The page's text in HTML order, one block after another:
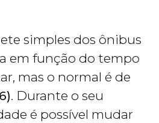
simples dos ônibus
em função do tempo
mas o normal é de
. Durante o seu
é possível mudar